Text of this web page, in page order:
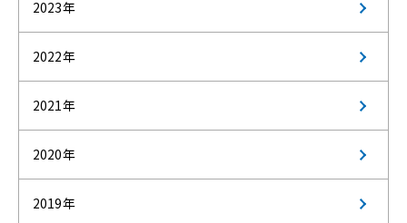
2023年
2022年
2021年
2020年
2019年